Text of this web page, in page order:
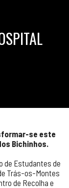
se este
Bichinhos.
de Estudantes de
Trás-os-Montes
de Recolha e